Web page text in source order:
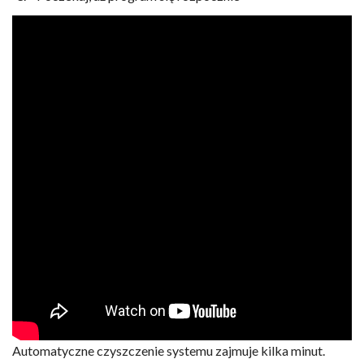
Automatyczne czyszczenie systemu zajmuje kilka minut.